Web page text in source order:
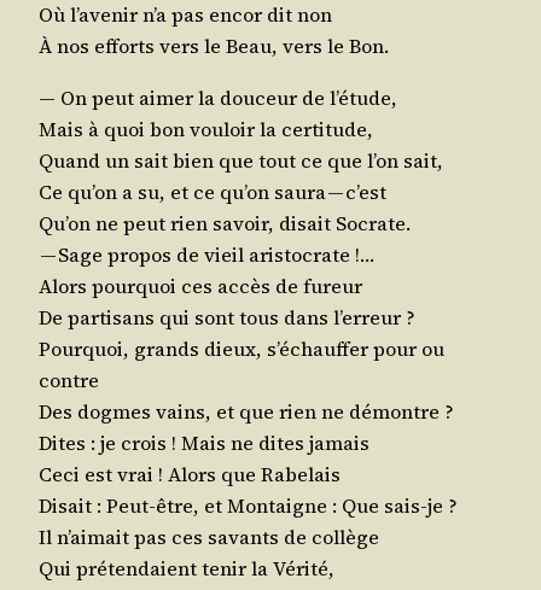
Où l’a­ve­nir n’a pas encor dit non
À nos efforts vers le Beau, vers le Bon.
— On peut aimer la dou­ceur de l’étude,
Mais à quoi bon vou­loir la certitude,
Quand un sait bien que tout ce que l’on sait,
Ce qu’on a su, et ce qu’on sau­ra — c’est
Qu’on ne peut rien savoir, disait Socrate.
— Sage pro­pos de vieil aristocrate !…
Alors pour­quoi ces accès de fureur
De par­ti­sans qui sont tous dans l’erreur ?
Pour­quoi, grands dieux, s’é­chauf­fer pour ou
contre
Des dogmes vains, et que rien ne démontre ?
Dites : je crois ! Mais ne dites jamais
Ceci est vrai ! Alors que Rabelais
Disait : Peut-être, et Mon­taigne : Que sais-je ?
Il n’ai­mait pas ces savants de collège
Qui pré­ten­daient tenir la Vérité,